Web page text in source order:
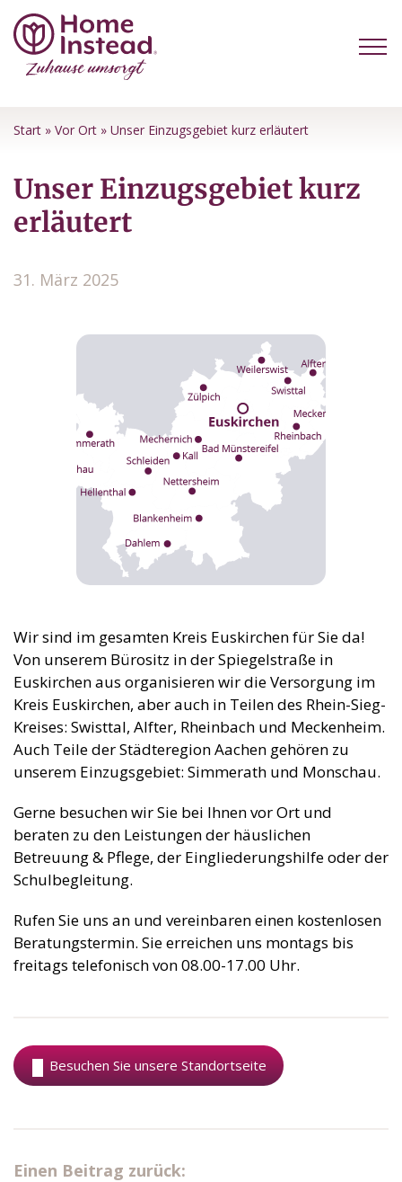
Start » Vor Ort » Unser Einzugsgebiet kurz erläutert
Unser Einzugsgebiet kurz
erläutert
31. März 2025
Wir sind im gesamten Kreis Euskirchen für Sie da!
Von unserem Bürositz in der Spiegelstraße in
Euskirchen aus organisieren wir die Versorgung im
Kreis Euskirchen, aber auch in Teilen des Rhein-Sieg-
Kreises: Swisttal, Alfter, Rheinbach und Meckenheim.
Auch Teile der Städteregion Aachen gehören zu
unserem Einzugsgebiet: Simmerath und Monschau.
Gerne besuchen wir Sie bei Ihnen vor Ort und
beraten zu den Leistungen der häuslichen
Betreuung & Pflege, der Eingliederungshilfe oder der
Schulbegleitung.
Rufen Sie uns an und vereinbaren einen kostenlosen
Beratungstermin. Sie erreichen uns montags bis
freitags telefonisch von 08.00-17.00 Uhr.
Besuchen Sie unsere Standortseite
Einen Beitrag zurück: